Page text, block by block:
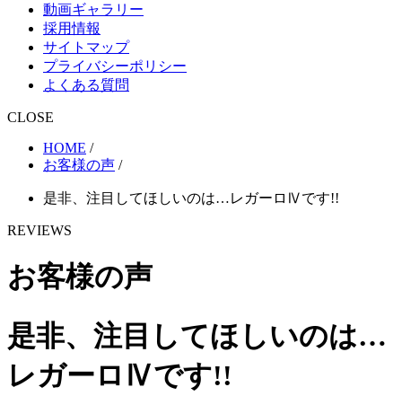
動画ギャラリー
採用情報
サイトマップ
プライバシーポリシー
よくある質問
CLOSE
HOME /
お客様の声 /
是非、注目してほしいのは…レガーロⅣです!!
REVIEWS
お客様の声
是非、注目してほしいのは…
レガーロⅣです!!